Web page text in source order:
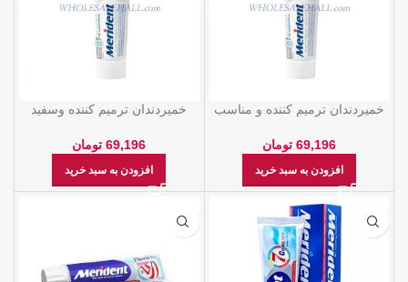
خميردندان ترميم كننده و مناسب
69,196 تومان
افزودن به سبد خرید
خميردندان ترميم كننده وسفید
69,196 تومان
افزودن به سبد خرید